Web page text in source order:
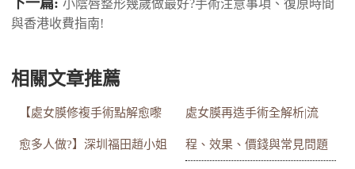
下一篇: 小陰唇整形幾歲做最好?手術注意事項、復原時間
與香港收費指南!
相關文章推薦
【處女膜修複手術點解愈嚟
愈多人做?】深圳福田趙小姐
處女膜再造手術全解析|流
程、效果、價錢與常見問題